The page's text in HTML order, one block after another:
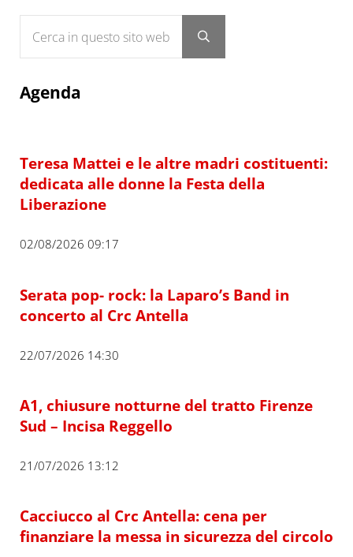
Submit search
Agenda
Teresa Mattei e le altre madri costituenti:
dedicata alle donne la Festa della
Liberazione
02/08/2026 09:17
Serata pop- rock: la Laparo’s Band in
concerto al Crc Antella
22/07/2026 14:30
A1, chiusure notturne del tratto Firenze
Sud – Incisa Reggello
21/07/2026 13:12
Cacciucco al Crc Antella: cena per
finanziare la messa in sicurezza del circolo